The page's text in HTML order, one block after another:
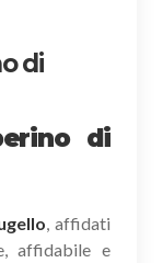
di
di
, affidati
affidabile e